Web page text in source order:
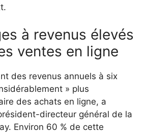
à revenus élevés
ventes en ligne
des revenus annuels à six
» plus
des achats en ligne, a
directeur général de la
Environ 60 % de cette